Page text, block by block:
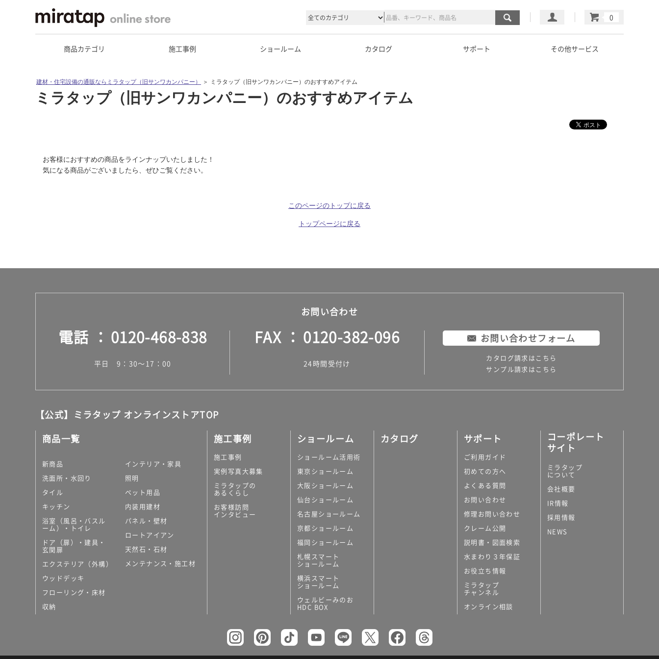
マイページ
カート
商品カテゴリ 施工事例 ショールーム カタログ サポート その他サービス
建材・住宅設備の通販ならミラタップ（旧サンワカンパニー） ＞ ミラタップ（旧サンワカンパニー）のおすすめアイテム
ミラタップ（旧サンワカンパニー）のおすすめアイテム
お客様におすすめの商品をラインナップいたしました！
気になる商品がございましたら、ぜひご覧ください。
このページのトップに戻る
トップページに戻る
お問い合わせ
電話 0120-468-838
平日 9：30～17：00
FAX 0120-382-096
24時間受付け
お問い合わせフォーム
カタログ請求はこちら
サンプル請求はこちら
【公式】ミラタップ オンラインストアTOP
商品一覧
新商品
洗面所・水回り
タイル
キッチン
浴室（風呂・バスル
ーム）・トイレ
ドア（扉）・建具・
玄関扉
エクステリア（外構）
ウッドデッキ
フローリング・床材
収納
インテリア・家具
照明
ペット用品
内装用建材
パネル・壁材
ロートアイアン
天然石・石材
メンテナンス・施工材
施工事例
施工事例
実例写真大募集
ミラタップの
あるくらし
お客様訪問
インタビュー
ショールーム
ショールーム活用術
東京ショールーム
大阪ショールーム
仙台ショールーム
名古屋ショールーム
京都ショールーム
福岡ショールーム
札幌スマート
ショールーム
横浜スマート
ショールーム
ウェルビーみのお
HDC BOX
カタログ サポート
ご利用ガイド
初めての方へ
よくある質問
お問い合わせ
修理お問い合わせ
クレーム公開
説明書・図面検索
水まわり３年保証
お役立ち情報
ミラタップ
チャンネル
オンライン相談
コーポレート
サイト
ミラタップ
について
会社概要
IR情報
採用情報
NEWS